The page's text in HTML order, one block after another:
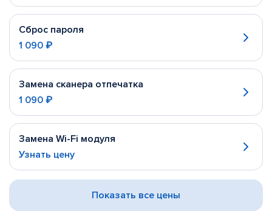
Сброс пароля
1 090 ₽
Замена сканера отпечатка
1 090 ₽
Замена Wi-Fi модуля
Узнать цену
Показать все цены